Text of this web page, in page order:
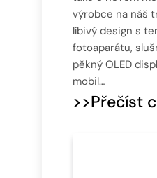
výrobce na náš
líbivý design s
fotoaparátu,
pěkný OLED
mobil…
>>Přečíst